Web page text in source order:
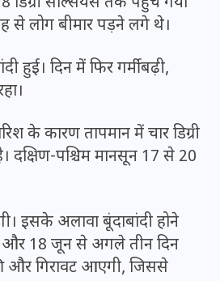
से लोग बीमार पड़ने लगे थे।
हुई। दिन में फिर गर्मी बढ़ी,
के कारण तापमान में चार डिग्री
पश्चिम मानसून 17 से 20
इसके अलावा बूंदाबांदी होने
और 18 जून से अगले तीन दिन
और गिरावट आएगी, जिससे
Recruitment
में लेखपाल के पदों
का विज्ञापन जारी,